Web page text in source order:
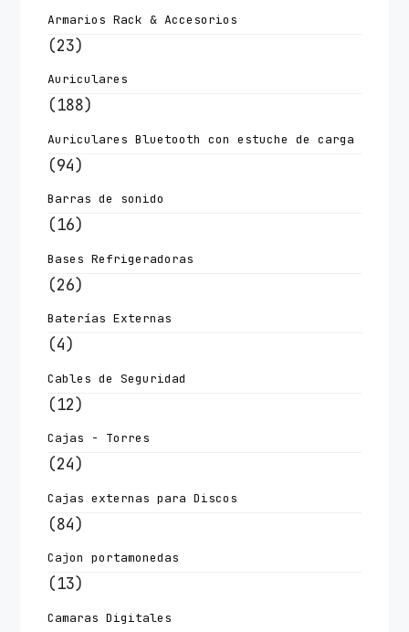
Armarios Rack & Accesorios
(23)
Auriculares
(188)
Auriculares Bluetooth con estuche de carga
(94)
Barras de sonido
(16)
Bases Refrigeradoras
(26)
Baterías Externas
(4)
Cables de Seguridad
(12)
Cajas - Torres
(24)
Cajas externas para Discos
(84)
Cajon portamonedas
(13)
Camaras Digitales